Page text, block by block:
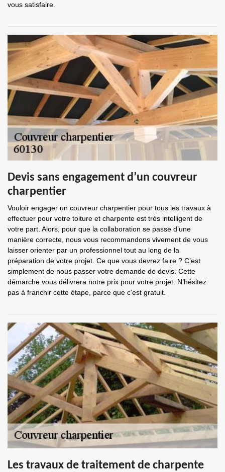
vous satisfaire.
Devis sans engagement d’un couvreur
charpentier
Vouloir engager un couvreur charpentier pour tous les travaux à
effectuer pour votre toiture et charpente est très intelligent de
votre part. Alors, pour que la collaboration se passe d’une
manière correcte, nous vous recommandons vivement de vous
laisser orienter par un professionnel tout au long de la
préparation de votre projet. Ce que vous devrez faire ? C’est
simplement de nous passer votre demande de devis. Cette
démarche vous délivrera notre prix pour votre projet. N’hésitez
pas à franchir cette étape, parce que c’est gratuit.
Les travaux de traitement de charpente